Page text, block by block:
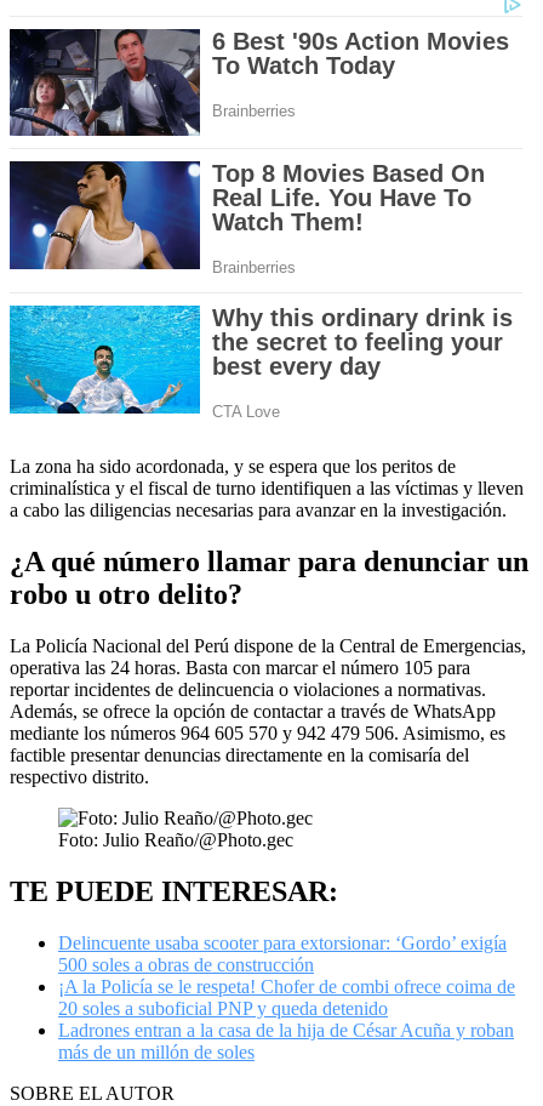
La zona ha sido acordonada, y se espera que los peritos de
criminalística y el fiscal de turno identifiquen a las víctimas y lleven
a cabo las diligencias necesarias para avanzar en la investigación.
¿A qué número llamar para denunciar un
robo u otro delito?
La Policía Nacional del Perú dispone de la Central de Emergencias,
operativa las 24 horas. Basta con marcar el número 105 para
reportar incidentes de delincuencia o violaciones a normativas.
Además, se ofrece la opción de contactar a través de WhatsApp
mediante los números 964 605 570 y 942 479 506. Asimismo, es
factible presentar denuncias directamente en la comisaría del
respectivo distrito.
Foto: Julio Reaño/@Photo.gec
TE PUEDE INTERESAR:
Delincuente usaba scooter para extorsionar: ‘Gordo’ exigía
500 soles a obras de construcción
¡A la Policía se le respeta! Chofer de combi ofrece coima de
20 soles a suboficial PNP y queda detenido
Ladrones entran a la casa de la hija de César Acuña y roban
más de un millón de soles
SOBRE EL AUTOR